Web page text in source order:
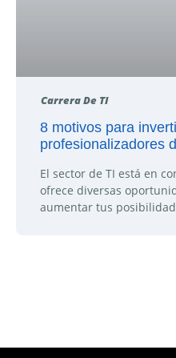
Carrera De TI
8 motivos para
profesionalizadores
El sector de TI está en
ofrece diversas
aumentar tus